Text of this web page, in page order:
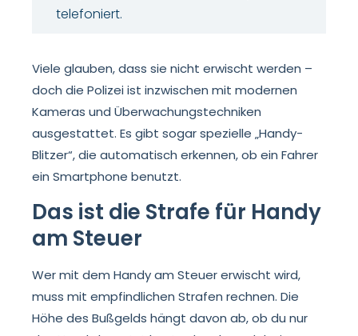
telefoniert.
Viele glauben, dass sie nicht erwischt werden –
doch die Polizei ist inzwischen mit modernen
Kameras und Überwachungstechniken
ausgestattet. Es gibt sogar spezielle „Handy-
Blitzer“, die automatisch erkennen, ob ein Fahrer
ein Smartphone benutzt.
Das ist die Strafe für Handy
am Steuer
Wer mit dem Handy am Steuer erwischt wird,
muss mit empfindlichen Strafen rechnen. Die
Höhe des Bußgelds hängt davon ab, ob du nur